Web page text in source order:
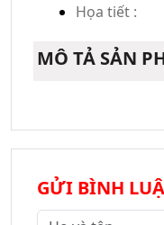
Họa tiết :
MÔ TẢ SẢN
GỬI BÌNH